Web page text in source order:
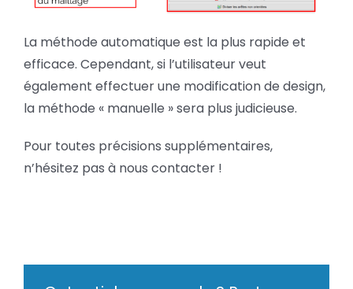
La méthode automatique est la plus rapide et
efficace. Cependant, si l’utilisateur veut
également effectuer une modification de design,
la méthode « manuelle » sera plus judicieuse.
Pour toutes précisions supplémentaires,
n’hésitez pas à nous contacter !